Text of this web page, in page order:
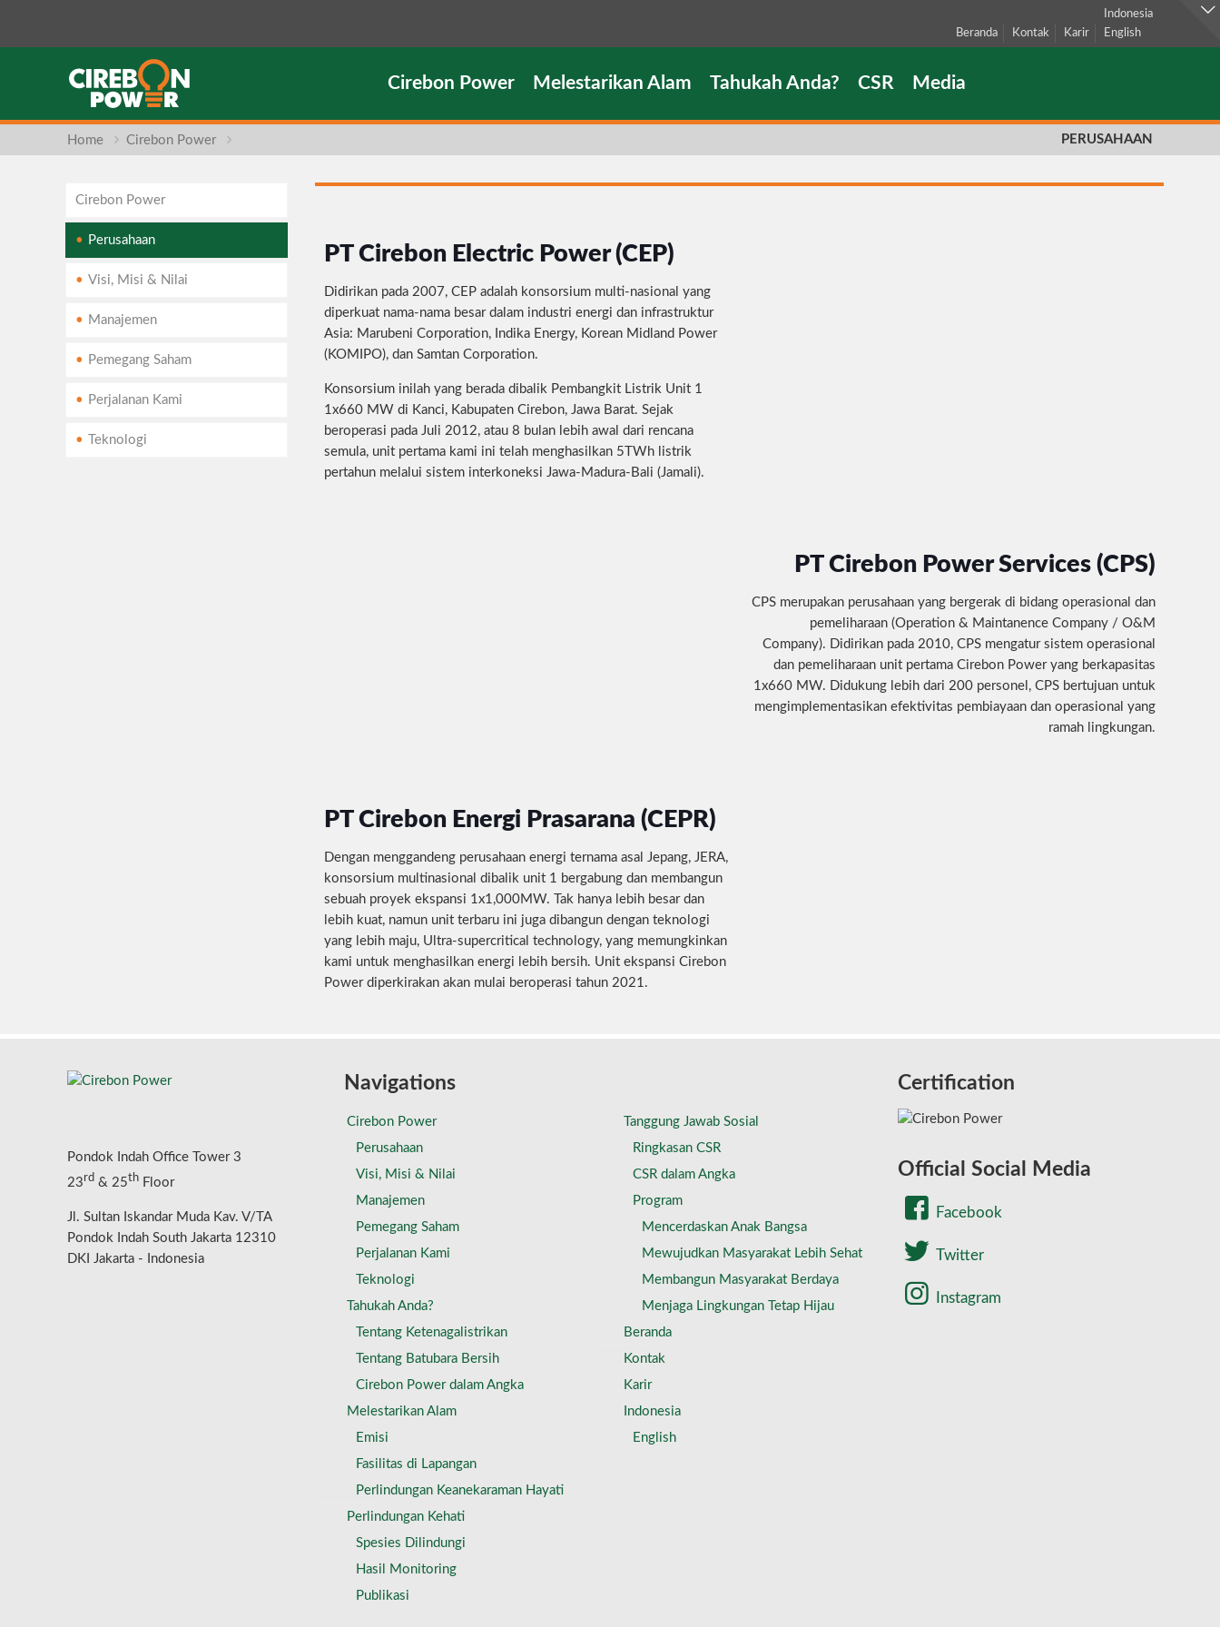
Beranda Kontak Karir
Indonesia
English
Cirebon Power Melestarikan Alam Tahukah Anda? CSR Media
Home Cirebon Power PERUSAHAAN
PT Cirebon Electric Power (CEP)
Didirikan pada 2007, CEP adalah konsorsium multi-nasional yang
diperkuat nama-nama besar dalam industri energi dan infrastruktur
Asia: Marubeni Corporation, Indika Energy, Korean Midland Power
(KOMIPO), dan Samtan Corporation.
Konsorsium inilah yang berada dibalik Pembangkit Listrik Unit 1
1x660 MW di Kanci, Kabupaten Cirebon, Jawa Barat. Sejak
beroperasi pada Juli 2012, atau 8 bulan lebih awal dari rencana
semula, unit pertama kami ini telah menghasilkan 5TWh listrik
pertahun melalui sistem interkoneksi Jawa-Madura-Bali (Jamali).
PT Cirebon Power Services (CPS)
CPS merupakan perusahaan yang bergerak di bidang operasional dan
pemeliharaan (Operation & Maintanence Company / O&M
Company). Didirikan pada 2010, CPS mengatur sistem operasional
dan pemeliharaan unit pertama Cirebon Power yang berkapasitas
1x660 MW. Didukung lebih dari 200 personel, CPS bertujuan untuk
mengimplementasikan efektivitas pembiayaan dan operasional yang
ramah lingkungan.
PT Cirebon Energi Prasarana (CEPR)
Dengan menggandeng perusahaan energi ternama asal Jepang, JERA,
konsorsium multinasional dibalik unit 1 bergabung dan membangun
sebuah proyek ekspansi 1x1,000MW. Tak hanya lebih besar dan
lebih kuat, namun unit terbaru ini juga dibangun dengan teknologi
yang lebih maju, Ultra-supercritical technology, yang memungkinkan
kami untuk menghasilkan energi lebih bersih. Unit ekspansi Cirebon
Power diperkirakan akan mulai beroperasi tahun 2021.
Cirebon Power
Perusahaan
Visi, Misi & Nilai
Manajemen
Pemegang Saham
Perjalanan Kami
Teknologi
Pondok Indah Office Tower 3
23rd & 25th Floor
Jl. Sultan Iskandar Muda Kav. V/TA
Pondok Indah South Jakarta 12310
DKI Jakarta - Indonesia
Navigations
Cirebon Power
Perusahaan
Visi, Misi & Nilai
Manajemen
Pemegang Saham
Perjalanan Kami
Teknologi
Tahukah Anda?
Tentang Ketenagalistrikan
Tentang Batubara Bersih
Cirebon Power dalam Angka
Melestarikan Alam
Emisi
Fasilitas di Lapangan
Perlindungan Keanekaraman Hayati
Perlindungan Kehati
Spesies Dilindungi
Hasil Monitoring
Publikasi
Tanggung Jawab Sosial
Ringkasan CSR
CSR dalam Angka
Program
Mencerdaskan Anak Bangsa
Mewujudkan Masyarakat Lebih Sehat
Membangun Masyarakat Berdaya
Menjaga Lingkungan Tetap Hijau
Beranda
Kontak
Karir
Indonesia
English
Certification
Official Social Media
Facebook
Twitter
Instagram